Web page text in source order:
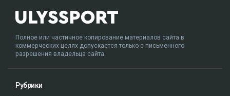
Полное или частичное копирование материалов сайта в
коммерческих целях допускается только с письменного
разрешения владельца сайта.
Рубрики